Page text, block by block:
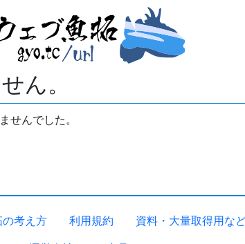
ん。
せんでした。
の考え方 利用規約 資料・大量取得用な